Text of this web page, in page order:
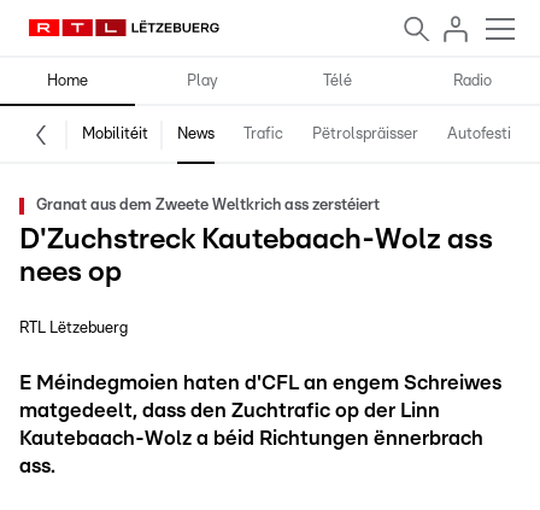
Home Play Télé Radio
Mobilitéit News Trafic Pëtrolspräisser Autofestival
Granat aus dem Zweete Weltkrich ass zerstéiert
D'Zuchstreck Kautebaach-Wolz ass
nees op
RTL Lëtzebuerg
E Méindegmoien haten d'CFL an engem Schreiwes
matgedeelt, dass den Zuchtrafic op der Linn
Kautebaach-Wolz a béid Richtungen ënnerbrach
ass.